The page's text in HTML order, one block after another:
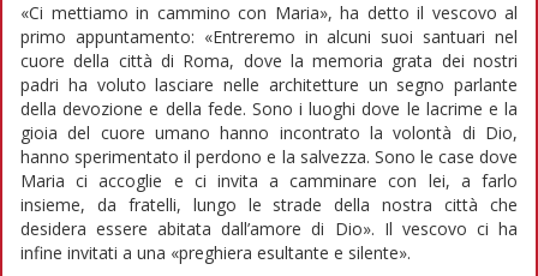
«Ci mettiamo in cammino con Maria», ha detto il vescovo al
primo appuntamento: «Entreremo in alcuni suoi santuari nel
cuore della città di Roma, dove la memoria grata dei nostri
padri ha voluto lasciare nelle architetture un segno parlante
della devozione e della fede. Sono i luoghi dove le lacrime e la
gioia del cuore umano hanno incontrato la volontà di Dio,
hanno sperimentato il perdono e la salvezza. Sono le case dove
Maria ci accoglie e ci invita a camminare con lei, a farlo
insieme, da fratelli, lungo le strade della nostra città che
desidera essere abitata dall’amore di Dio». Il vescovo ci ha
infine invitati a una «preghiera esultante e silente».